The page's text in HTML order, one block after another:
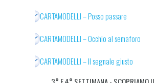
CARTAMODELLI – Posso passare
CARTAMODELLI – Occhio al semaforo
CARTAMODELLI – Il segnale giusto